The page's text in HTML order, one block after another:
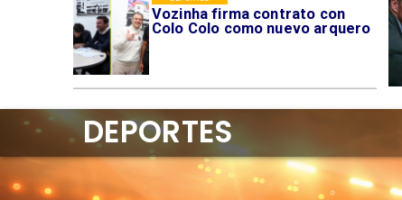
Vozinha firma contrato con
Colo Colo como nuevo arquero
DEPORTES